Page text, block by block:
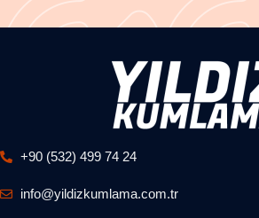
+90 (532) 499 74 24
info@yildizkumlama.com.tr